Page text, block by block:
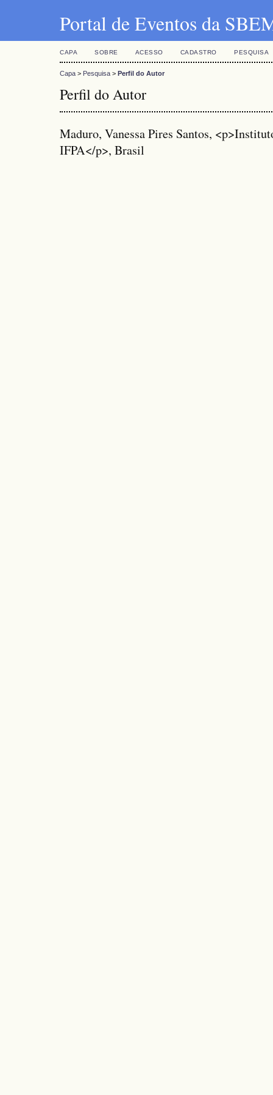
Portal de Eventos da
CAPA SOBRE ACESSO CADASTRO PESQUISA
Capa > Pesquisa > Perfil do Autor
Perfil do Autor
Maduro, Vanessa Pires Santos,
IFPA</p>, Brasil